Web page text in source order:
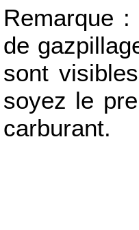
Remarque
de
sont
soyez le
carburant.